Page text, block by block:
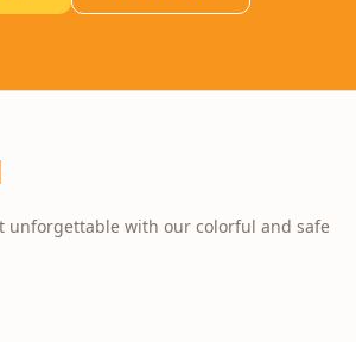
unforgettable with our colorful and safe